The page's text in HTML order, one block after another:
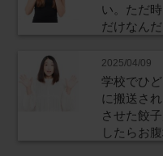
い。ただ
だけなん
2025/04/09
学校でひ
に搬送さ
させた餃
したらお